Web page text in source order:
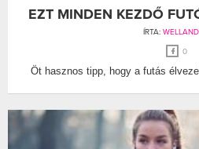
EZT MINDEN KEZDŐ
ÍRTA:
0
Öt hasznos tipp, hogy a futás